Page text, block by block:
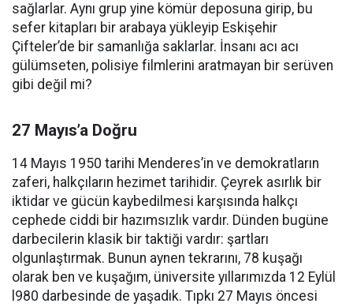
sağlarlar. Aynı grup yine kömür deposuna girip, bu
sefer kitapları bir arabaya yükleyip Eskişehir
Çifteler’de bir samanlığa saklarlar. İnsanı acı acı
gülümseten, polisiye filmlerini aratmayan bir serüven
gibi değil mi?
27 Mayıs’a Doğru
14 Mayıs 1950 tarihi Menderes’in ve demokratların
zaferi, halkçıların hezimet tarihidir. Çeyrek asırlık bir
iktidar ve gücün kaybedilmesi karşısında halkçı
cephede ciddi bir hazımsızlık vardır. Dünden bugüne
darbecilerin klasik bir taktiği vardır: şartları
olgunlaştırmak. Bunun aynen tekrarını, 78 kuşağı
olarak ben ve kuşağım, üniversite yıllarımızda 12 Eylül
l980 darbesinde de yaşadık. Tıpkı 27 Mayıs öncesi